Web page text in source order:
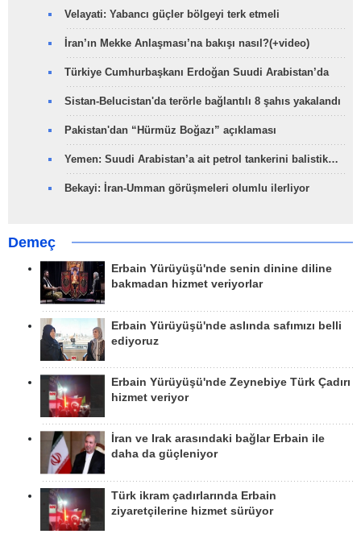
Velayati: Yabancı güçler bölgeyi terk etmeli
İran’ın Mekke Anlaşması’na bakışı nasıl?(+video)
Türkiye Cumhurbaşkanı Erdoğan Suudi Arabistan’da
Sistan-Belucistan'da terörle bağlantılı 8 şahıs yakalandı
Pakistan'dan “Hürmüz Boğazı” açıklaması
Yemen: Suudi Arabistan’a ait petrol tankerini balistik…
Bekayi: İran-Umman görüşmeleri olumlu ilerliyor
Demeç
Erbain Yürüyüşü'nde senin dinine diline
bakmadan hizmet veriyorlar
Erbain Yürüyüşü'nde aslında safımızı belli
ediyoruz
Erbain Yürüyüşü'nde Zeynebiye Türk Çadırı
hizmet veriyor
İran ve Irak arasındaki bağlar Erbain ile
daha da güçleniyor
Türk ikram çadırlarında Erbain
ziyaretçilerine hizmet sürüyor